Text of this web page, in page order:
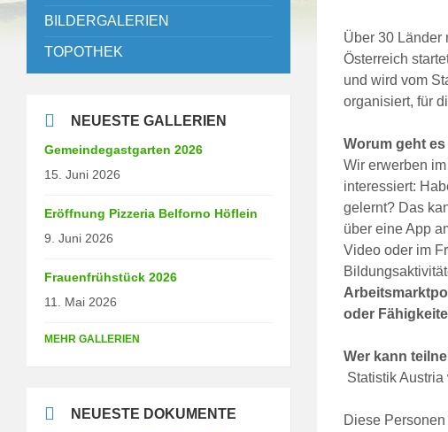
Über 30 Länder
Österreich
und wird vom
organisiert, für
Worum geht
Wir erwerben
interessiert:
gelernt? Das
über eine App
Video oder im
oder
Wer kann
Statistik
Diese
BILDERGALERIEN
TOPOTHEK
NEUESTE GALLERIEN
Gemeindegastgarten 2026
15. Juni 2026
Eröffnung Pizzeria Belforno Höflein
9. Juni 2026
Frauenfrühstück 2026
11. Mai 2026
MEHR GALLERIEN
NEUESTE DOKUMENTE